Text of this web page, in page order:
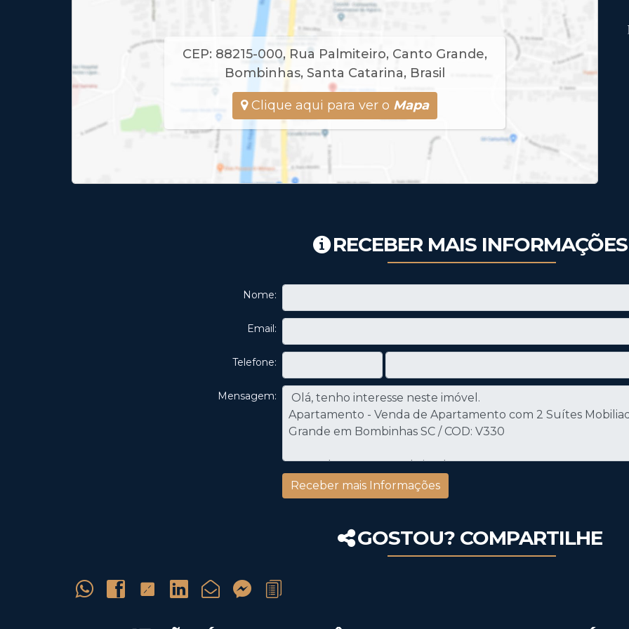
CEP: 88215-000, Rua Palmiteiro, Canto Grande,
Bombinhas, Santa Catarina, Brasil
Clique aqui para ver o Mapa
RECEBER MAIS INFORMAÇÕES
Nome:
Email:
Telefone:
Mensagem:
GOSTOU? COMPARTILHE